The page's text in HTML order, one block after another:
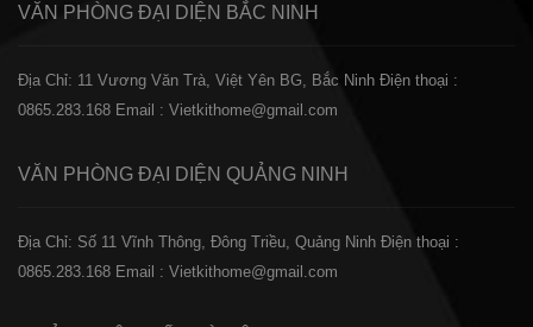
VĂN PHÒNG ĐẠI DIỆN BẮC NINH
Địa Chỉ: 11 Vương Văn Trà, Việt Yên BG, Bắc Ninh Điện thoại :
0865.283.168 Email : Vietkithome@gmail.com
VĂN PHÒNG ĐẠI DIỆN QUẢNG NINH
Địa Chỉ: Số 11 Vĩnh Thông, Đông Triều, Quảng Ninh Điện thoại :
0865.283.168 Email : Vietkithome@gmail.com